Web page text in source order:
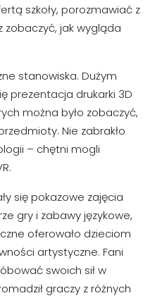
szkoły, porozmawiać z
zobaczyć, jak wygląda
stanowiska. Dużym
prezentacja drukarki 3D
można było zobaczyć,
Nie zabrakło
– chętni mogli
się pokazowe zajęcia
gry i zabawy językowe,
oferowało dzieciom
artystyczne. Fani
swoich sił w
graczy z różnych